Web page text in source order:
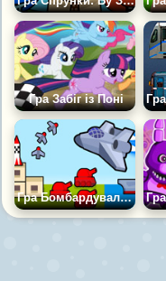
Гра Забіг із Поні
Гра Бомбардувальник: 2Д Повітряний Удар